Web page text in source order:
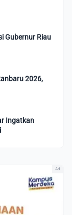
Gubernur Riau
2026,
Ingatkan
Ad